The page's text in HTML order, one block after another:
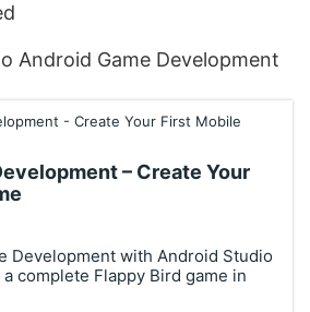
Android Game Development
– Create Your
Development with Android Studio
complete Flappy Bird game in